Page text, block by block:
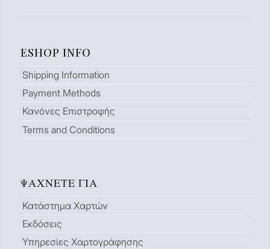
ESHOP INFO
Shipping Information
Payment Methods
Κανόνες Επιστροφής
Terms and Conditions
ΨΆΧΝΕΤΕ ΓΙΑ
Κατάστημα Χαρτών
Εκδόσεις
Υπηρεσίες Χαρτογράφησης